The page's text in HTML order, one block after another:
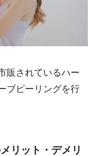
販されているハー
ブピーリングを行
リット ・デメリ